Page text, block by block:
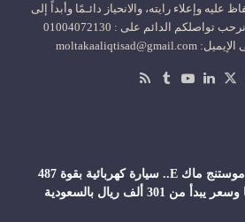
عليه وإعلاء رايته، والانحياز دائـمًا وأبداً إلى
المصداقية والشفافية.. نرحب تواصلكم الدائم على : 01004072130
فيسبوك
‫X لينكدإن‫YouTube
فورد موستنج ماك E.. سيارة كهربائية بقوة 487
من 301 ألف ريال بالسعودية